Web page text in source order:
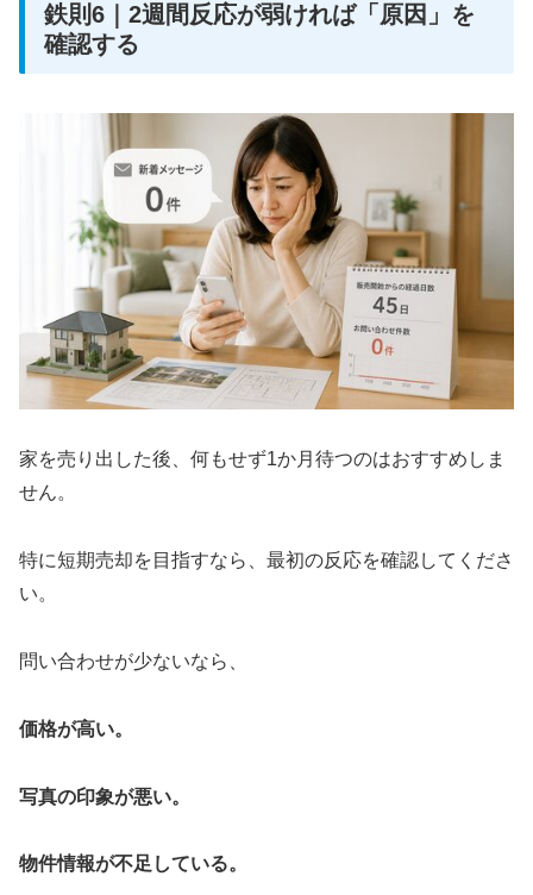
鉄則6｜2週間反応が弱ければ「原因」を
確認する
家を売り出した後、何もせず1か月待つのはおすすめしま
せん。
特に短期売却を目指すなら、最初の反応を確認してくださ
い。
問い合わせが少ないなら、
価格が高い。
写真の印象が悪い。
物件情報が不足している。